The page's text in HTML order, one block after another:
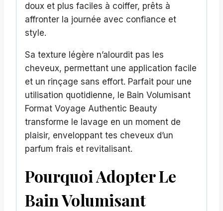
doux et plus faciles à coiffer, prêts à
affronter la journée avec confiance et
style.
Sa texture légère n’alourdit pas les
cheveux, permettant une application facile
et un rinçage sans effort. Parfait pour une
utilisation quotidienne, le Bain Volumisant
Format Voyage Authentic Beauty
transforme le lavage en un moment de
plaisir, enveloppant tes cheveux d’un
parfum frais et revitalisant.
Pourquoi Adopter Le
Bain Volumisant